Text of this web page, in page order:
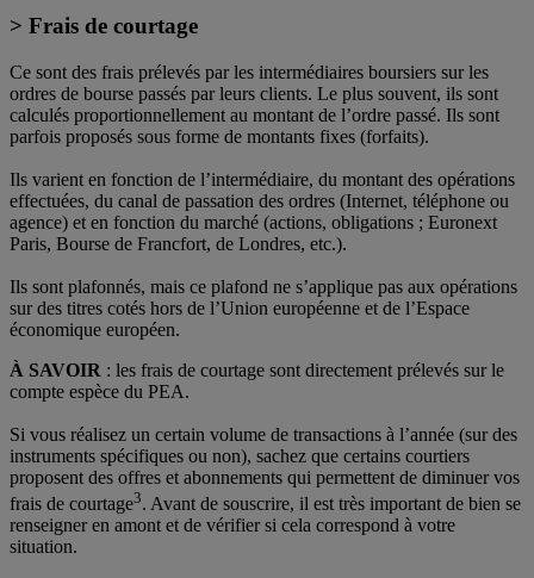
> Frais de courtage
Ce sont des frais prélevés par les intermédiaires boursiers sur les
ordres de bourse passés par leurs clients. Le plus souvent, ils sont
calculés proportionnellement au montant de l’ordre passé. Ils sont
parfois proposés sous forme de montants fixes (forfaits).
Ils varient en fonction de l’intermédiaire, du montant des opérations
effectuées, du canal de passation des ordres (Internet, téléphone ou
agence) et en fonction du marché (actions, obligations ; Euronext
Paris, Bourse de Francfort, de Londres, etc.).
Ils sont plafonnés, mais ce plafond ne s’applique pas aux opérations
sur des titres cotés hors de l’Union européenne et de l’Espace
économique européen.
À SAVOIR : les frais de courtage sont directement prélevés sur le
compte espèce du PEA.
Si vous réalisez un certain volume de transactions à l’année (sur des
instruments spécifiques ou non), sachez que certains courtiers
proposent des offres et abonnements qui permettent de diminuer vos
frais de courtage3. Avant de souscrire, il est très important de bien se
renseigner en amont et de vérifier si cela correspond à votre
situation.